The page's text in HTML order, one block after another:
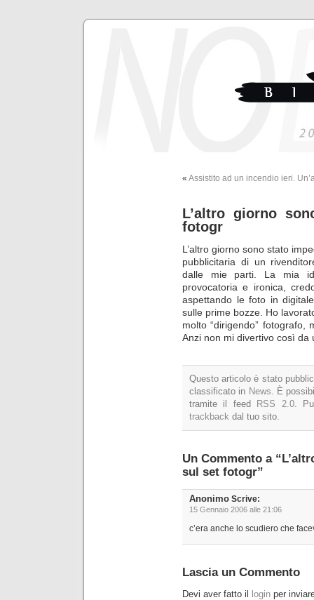
« Assistito ad un incendio ieri.
L’altro giorno
fotogr
L’altro giorno sono stato
pubblicitaria di un
dalle mie parti. La mia
provocatoria e ironica,
aspettando le foto in
sulle prime bozze. Ho
molto “dirigendo” fotografo,
Anzi non mi divertivo così da
Questo articolo è stato
classificato in News . È
tramite il feed RSS 2.0.
trackback dal tuo sito.
Un Commento a
sul set fotogr”
Anonimo Scrive:
15 Gennaio 2006 alle 21:06
c’era anche lo scudiero che
Lascia un Commento
Devi aver fatto il login per